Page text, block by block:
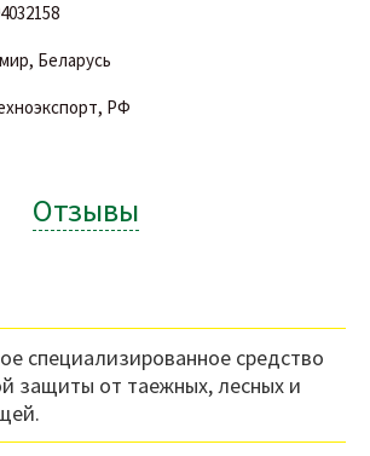
Беларусь
РФ
Отзывы
специализированное средство
защиты от таежных, лесных и